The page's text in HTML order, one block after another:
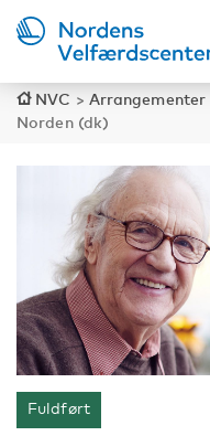
NVC > Arrangementer
Norden (dk)
Fuldført